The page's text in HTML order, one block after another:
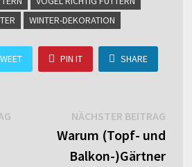
WINTER-DEKORATION
PIN IT SHARE
Vorheriger
NÄCHSTER BEITRAG
Warum (Topf- und
Balkon-)Gärtner